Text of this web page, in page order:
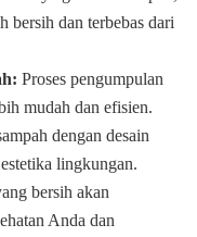
bersih dan terbebas dari
Proses pengumpulan
mudah dan efisien.
dengan desain
lingkungan.
bersih akan
Anda dan